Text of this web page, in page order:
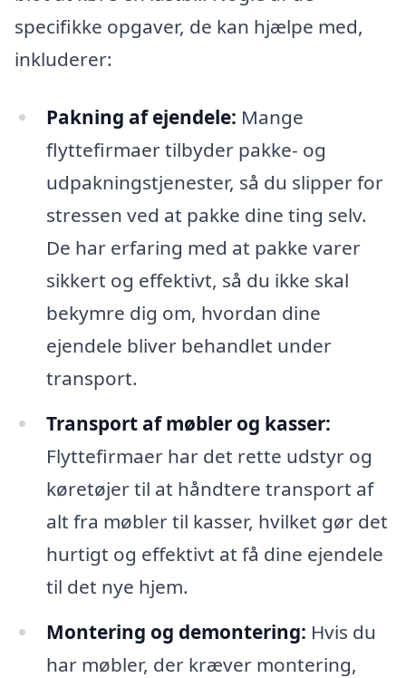
specifikke opgaver, de kan hjælpe med,
inkluderer:
Pakning af ejendele: Mange
flyttefirmaer tilbyder pakke- og
udpakningstjenester, så du slipper for
stressen ved at pakke dine ting selv.
De har erfaring med at pakke varer
sikkert og effektivt, så du ikke skal
bekymre dig om, hvordan dine
ejendele bliver behandlet under
transport.
Transport af møbler og kasser:
Flyttefirmaer har det rette udstyr og
køretøjer til at håndtere transport af
alt fra møbler til kasser, hvilket gør det
hurtigt og effektivt at få dine ejendele
til det nye hjem.
Montering og demontering: Hvis du
har møbler, der kræver montering,